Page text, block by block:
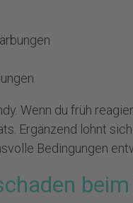
Wenn du früh
Ergänzend lohnt
Bedingungen